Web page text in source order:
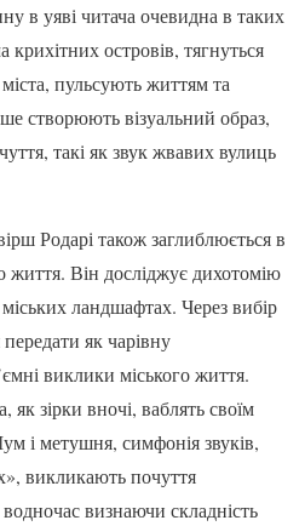
в уяві читача очевидна в таких
островів, тягнуться
пульсують життям та
створюють візуальний образ,
такі як звук жвавих вулиць
Родарі також заглиблюється в
життя. Він досліджує дихотомію
ландшафтах. Через вибір
передати як чарівну
виклики міського життя.
як зірки вночі, ваблять своїм
і метушня, симфонія звуків,
викликають почуття
визнаючи складність